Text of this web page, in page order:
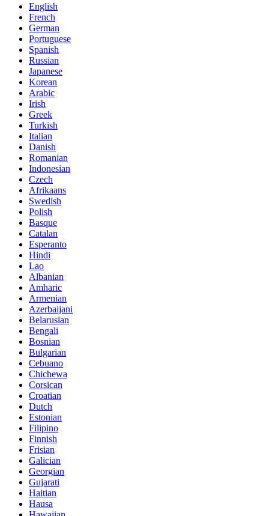
English
French
German
Portuguese
Spanish
Russian
Japanese
Korean
Arabic
Irish
Greek
Turkish
Italian
Danish
Romanian
Indonesian
Czech
Afrikaans
Swedish
Polish
Basque
Catalan
Esperanto
Hindi
Lao
Albanian
Amharic
Armenian
Azerbaijani
Belarusian
Bengali
Bosnian
Bulgarian
Cebuano
Chichewa
Corsican
Croatian
Dutch
Estonian
Filipino
Finnish
Frisian
Galician
Georgian
Gujarati
Haitian
Hausa